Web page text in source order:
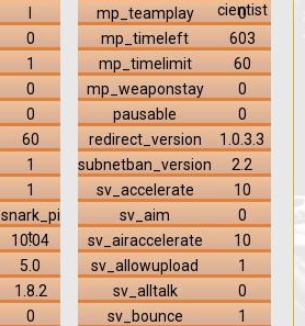
0
1
0
0
60
1
1
snark_pi
t
10:04
5.0
1.8.2
0
cientist
mp_teamplay
0
mp_timeleft
603
mp_timelimit
60
mp_weaponstay
0
pausable
0
redirect_version
1.0.3.3
subnetban_version
2.2
sv_accelerate
10
sv_aim
0
sv_airaccelerate
10
sv_allowupload
1
sv_alltalk
0
sv_bounce
1